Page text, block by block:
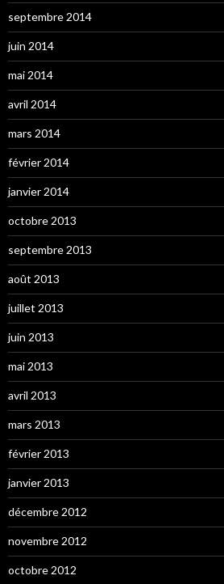
septembre 2014
juin 2014
mai 2014
avril 2014
mars 2014
février 2014
janvier 2014
octobre 2013
septembre 2013
août 2013
juillet 2013
juin 2013
mai 2013
avril 2013
mars 2013
février 2013
janvier 2013
décembre 2012
novembre 2012
octobre 2012